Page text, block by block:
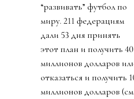
День 1. Инфантино
сбросил бомбу. У
некоммерческой
организации FIFA будет
создана коммерческая
«дочка» - частный
инвестиционный фонд